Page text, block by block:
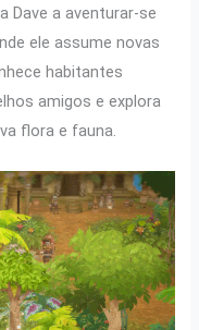
Dave a aventurar-se
ele assume novas
habitantes
amigos e explora
flora e fauna.